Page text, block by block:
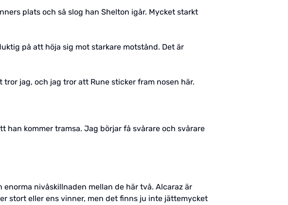
plats och så slog han Shelton igår. Mycket starkt
på att höja sig mot starkare motstånd. Det är
jag, och jag tror att Rune sticker fram nosen här.
kommer tramsa. Jag börjar få svårare och svårare
nivåskillnaden mellan de här två. Alcaraz är
stort eller ens vinner, men det finns ju inte jättemycket